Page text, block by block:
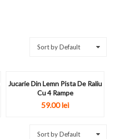
Sort by Default
Jucarie Din Lemn Pista De Raliu
Cu 4 Rampe
59.00lei
Sort by Default